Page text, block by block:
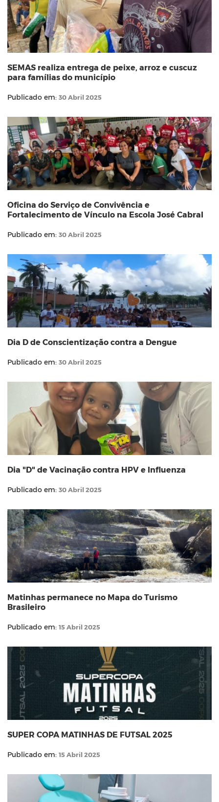
SEMAS realiza entrega de peixe, arroz e cuscuz
para famílias do município
Publicado em: 30 Abril 2025
Oficina do Serviço de Convivência e
Fortalecimento de Vínculo na Escola José Cabral
Publicado em: 30 Abril 2025
Dia D de Conscientização contra a Dengue
Publicado em: 30 Abril 2025
Dia "D" de Vacinação contra HPV e Influenza
Publicado em: 30 Abril 2025
Matinhas permanece no Mapa do Turismo
Brasileiro
Publicado em: 15 Abril 2025
SUPER COPA MATINHAS DE FUTSAL 2025
Publicado em: 15 Abril 2025